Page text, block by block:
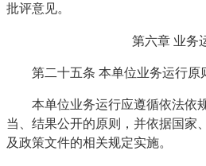
批评意见。
第六章 业务
第二十五条 本单位业务运行原
本单位业务运行应遵循依法依
当、结果公开的原则，并依据国家
及政策文件的相关规定实施。